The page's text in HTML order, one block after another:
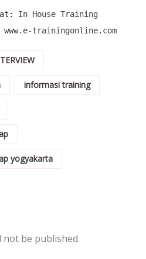
In House Training
www.e-trainingonline.com
informasi training
yogyakarta
not be published.